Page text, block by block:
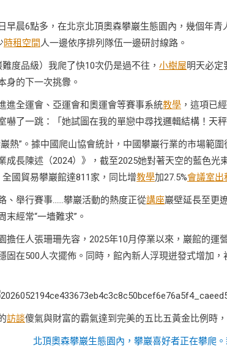
早晨6點多，在北京北頂奧森攀巖生態園內，幾個年青
時租空間人一邊依序排列隊伍一邊研討線路。
度品級）我爬了快10次仍是過不往， 小樹屋明天必定
身的下一次挑釁。
進全運會、亞運會和奧運會等賽事系統教學 ，這項已
嚇了一跳：「她試圖在我的單戀中尋找邏輯結構！天
熱”。據中國爬山協會統計，中國攀巖行業的市場範
成長陳述（2024）》，截至2025她對著天空的藍色光
國貿易攀巖館達811家，同比增教學加27.5%會議室出
、舉行賽事……攀巖活動的熱度正從講座巖壁延長至更
經常“一墻難求”。
擔任人張珊珊先容，2025年10月停業以來，巖館的運
固在500人次擺佈。同時，館內新人浮現迸發式增加
訪談傻氣與財富的霸氣達到完美的五比五黃金比例時
北頂奧森攀巖生態園內，攀巖喜好者正在攀爬